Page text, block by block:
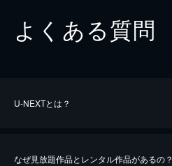
よくある質問
U-NEXTとは？
なぜ見放題作品とレンタル作品があるの？